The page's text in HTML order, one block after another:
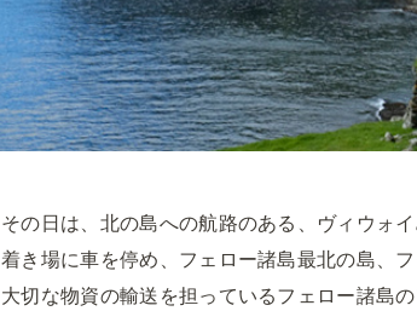
その日は、北の島への航路のある、ヴィウォ
着き場に車を停め、フェロー諸島最北の島、
大切な物資の輸送を担っているフェロー諸島